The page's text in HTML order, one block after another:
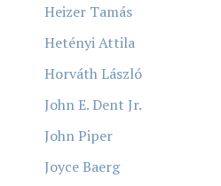
Heizer Tamás
Hetényi Attila
Horváth László
John E. Dent Jr.
John Piper
Joyce Baerg